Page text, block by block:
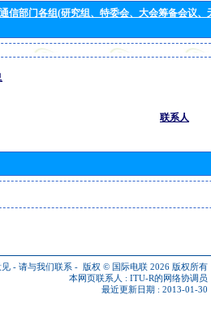
信部门各组(研究组、特委会、大会筹备会议
联系人
见 - 请与我们联系 - 版权 © 国际电联 2026 版权所有
本网页联系人 : ITU-R的网络协调员
最近更新日期 : 2013-01-30